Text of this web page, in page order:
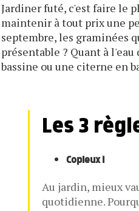
Jardiner futé, c'est faire le
maintenir à tout prix une
septembre, les graminées
présentable ? Quant à
bassine ou une citerne en
Les 3
Copieux !
Au jardin, mieux
quotidienne.